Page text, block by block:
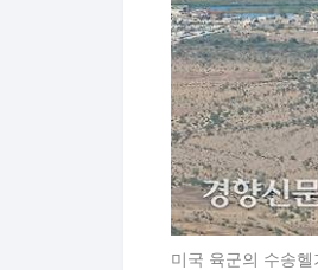
미국 육군의 수송